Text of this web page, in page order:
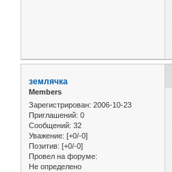
землячка
Members
Зарегистрирован: 2006-10-23
Приглашений: 0
Сообщений: 32
Уважение: [+0/-0]
Позитив: [+0/-0]
Провел на форуме:
Не определено